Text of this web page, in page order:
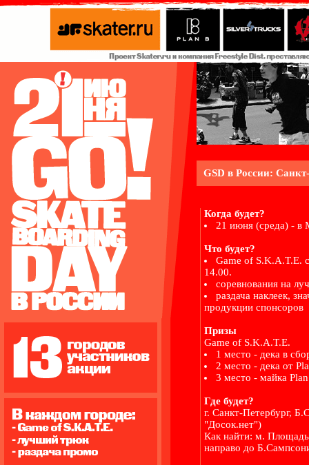
GSD в России:
Когда будет?
21 июня (среда) - в
Что будет?
Game of S.K.A.T.E.
14.00.
соревнования на
раздача наклеек,
продукции спонсоров
Призы
Game of S.K.A.T.E.
1 место - дека в
2 место - дека от
3 место - майка
Где будет?
г. Санкт-Петербург,
"Досок.нет")
Как найти: м.
направо до